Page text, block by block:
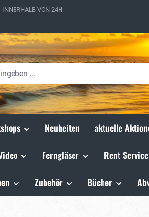
INNERHALB VON 24H
Neuheiten aktuelle
Ferngläser Rent Service
Zubehör Bücher